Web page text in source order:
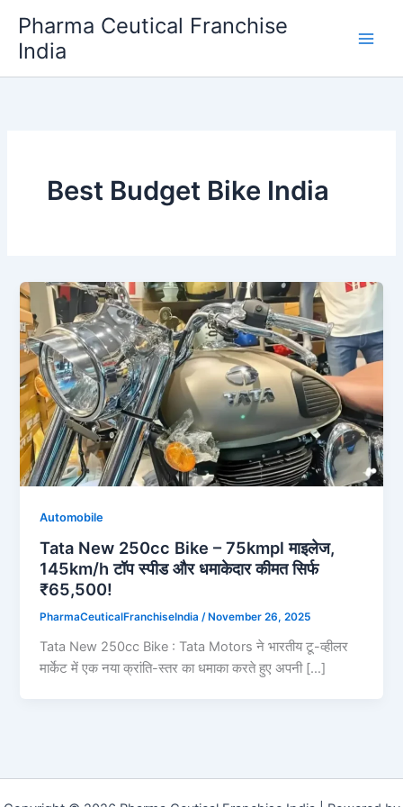
content
Pharma Ceutical Franchise
India
Best Budget Bike India
Automobile
Tata New 250cc Bike – 75kmpl माइलेज,
145km/h टॉप स्पीड और धमाकेदार कीमत सिर्फ
₹65,500!
PharmaCeuticalFranchiseIndia/ November 26, 2025
Tata New 250cc Bike : Tata Motors ने भारतीय टू-व्हीलर
मार्केट में एक नया क्रांति-स्तर का धमाका करते हुए अपनी […]